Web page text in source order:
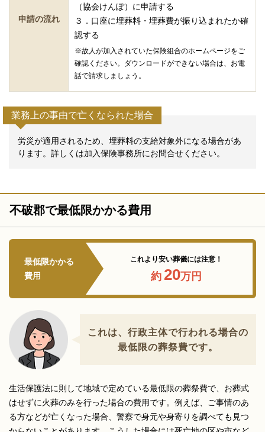
申請の流れ
（協会けんぽ）に申請する
３．口座に埋葬料・埋葬費が振り込まれたか確
認する
※故人が加入されていた保険組合のホームページをご
確認ください。ダウンロードができない場合は、お電
話で請求しましょう。
業務上の事由で亡くなられた場合
労災が適用されるため、埋葬料の支給対象外になる場合があ
ります。詳しくは加入保険事務所にお問合せください。
不破郡で最低限かかる費用
最低限かかる
費用
これより安い葬儀には注意！
約 20万円
これは、行政主体で行われる場合の
最低限の葬祭費です。
生活保護法に則して地域で定めている最低限の葬祭費で、お葬式
はせずに火葬のみを行った場合の費用です。例えば、ご事情のあ
る方などが亡くなった場合、警察で身元や身寄りを調べても見つ